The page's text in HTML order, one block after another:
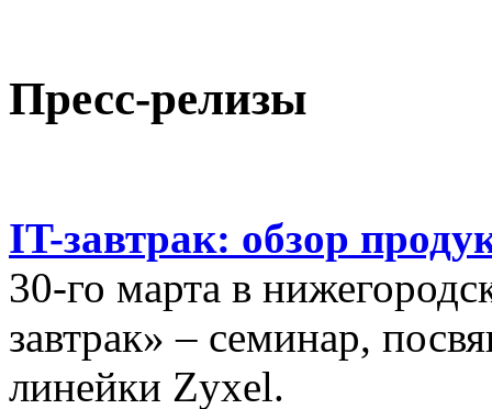
Пресс-релизы
IT-завтрак: обзор
30-го марта в
завтрак» – семинар,
линейки Zyxel.